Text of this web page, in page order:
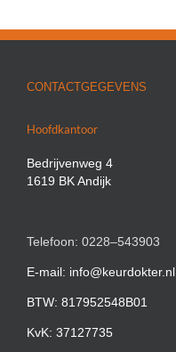
CONTACTGEGEVENS
Hoofdkantoor
Bedrijvenweg 4
1619 BK Andijk
Telefoon: 0228–543903
E-mail: info@keurdokter.nl
BTW: 817952548B01
KvK: 37127735